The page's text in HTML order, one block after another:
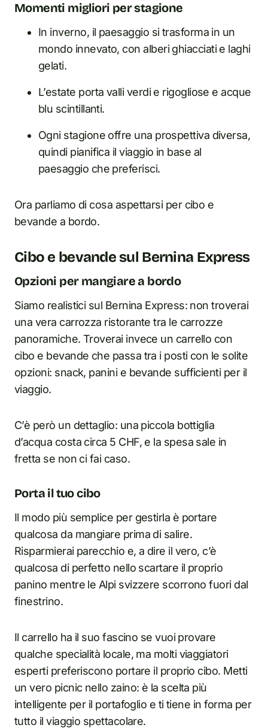
Momenti migliori per stagione
In inverno, il paesaggio si trasforma in un
mondo innevato, con alberi ghiacciati e laghi
gelati.
L’estate porta valli verdi e rigogliose e acque
blu scintillanti.
Ogni stagione offre una prospettiva diversa,
quindi pianifica il viaggio in base al
paesaggio che preferisci.
Ora parliamo di cosa aspettarsi per cibo e
bevande a bordo.
Cibo e bevande sul Bernina Express
Opzioni per mangiare a bordo
Siamo realistici sul Bernina Express: non troverai
una vera carrozza ristorante tra le carrozze
panoramiche. Troverai invece un carrello con
cibo e bevande che passa tra i posti con le solite
opzioni: snack, panini e bevande sufficienti per il
viaggio.
C’è però un dettaglio: una piccola bottiglia
d’acqua costa circa 5 CHF, e la spesa sale in
fretta se non ci fai caso.
Porta il tuo cibo
Il modo più semplice per gestirla è portare
qualcosa da mangiare prima di salire.
Risparmierai parecchio e, a dire il vero, c’è
qualcosa di perfetto nello scartare il proprio
panino mentre le Alpi svizzere scorrono fuori dal
finestrino.
Il carrello ha il suo fascino se vuoi provare
qualche specialità locale, ma molti viaggiatori
esperti preferiscono portare il proprio cibo. Metti
un vero picnic nello zaino: è la scelta più
intelligente per il portafoglio e ti tiene in forma per
tutto il viaggio spettacolare.